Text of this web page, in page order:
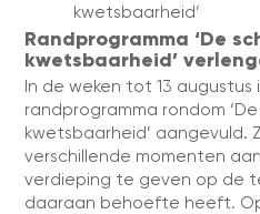
kwetsbaarheid’
Randprogramma ‘De
kwetsbaarheid’
In de weken tot 13 augustus
randprogramma rondom
kwetsbaarheid’ aangevuld.
verschillende momenten
verdieping te geven op de
daaraan behoefte heeft.